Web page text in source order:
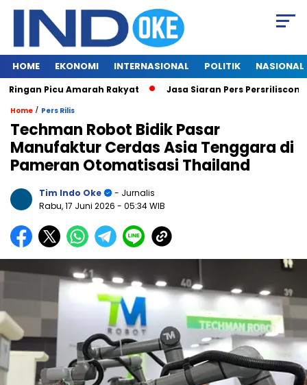
HOME EKONOMI INTERNASIONAL POLITIK NASIONAL
Picu Amarah Rakyat Jasa Siaran Pers Persriliscom
Home / Pers Rilis
Techman Robot Bidik Pasar
Manufaktur Cerdas Asia Tenggara di
Pameran Otomatisasi Thailand
Tim Indo Oke
- Jurnalis
Rabu, 17 Juni 2026 - 05:34 WIB